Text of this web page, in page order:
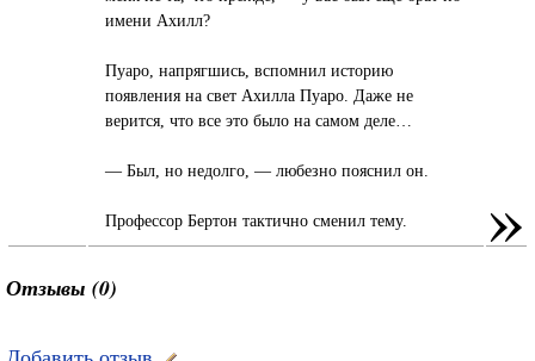
имени Ахилл?
Пуаро, напрягшись, вспомнил историю
появления на свет Ахилла Пуаро. Даже не
верится, что все это было на самом деле…
— Был, но недолго, — любезно пояснил он.
Профессор Бертон тактично сменил тему. »
Отзывы (0)